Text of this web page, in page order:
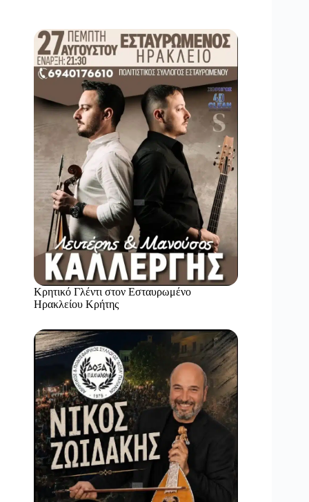
Κρητικό Γλέντι στον Εσταυρωμένο
Ηρακλείου Κρήτης